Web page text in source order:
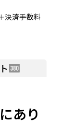
決済手数料
380
あり